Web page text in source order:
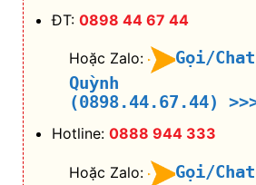
ĐT: 0898 44 67 44
Hoặc Zalo:
Gọi/
Quỳnh
(0898.44.67.44)
Hotline: 0888 944 333
Hoặc Zalo:
Gọi/